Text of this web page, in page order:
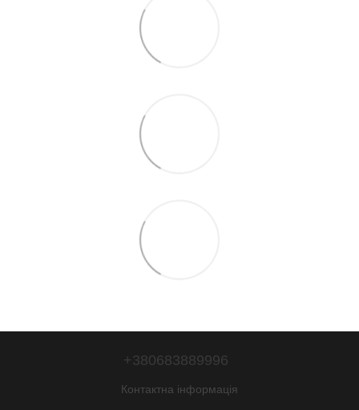
+380683889996
Контактна інформація